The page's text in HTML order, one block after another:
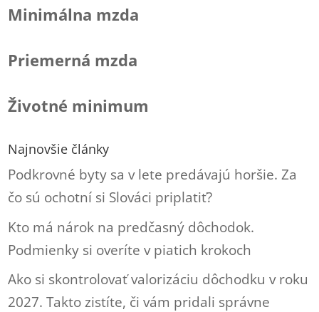
Minimálna mzda
Priemerná mzda
Životné minimum
Najnovšie články
Podkrovné byty sa v lete predávajú horšie. Za
čo sú ochotní si Slováci priplatiť?
Kto má nárok na predčasný dôchodok.
Podmienky si overíte v piatich krokoch
Ako si skontrolovať valorizáciu dôchodku v roku
2027. Takto zistíte, či vám pridali správne